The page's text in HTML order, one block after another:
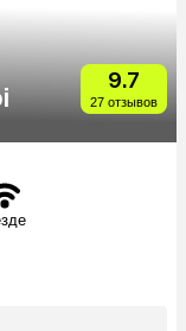
9.7
27 отзывов